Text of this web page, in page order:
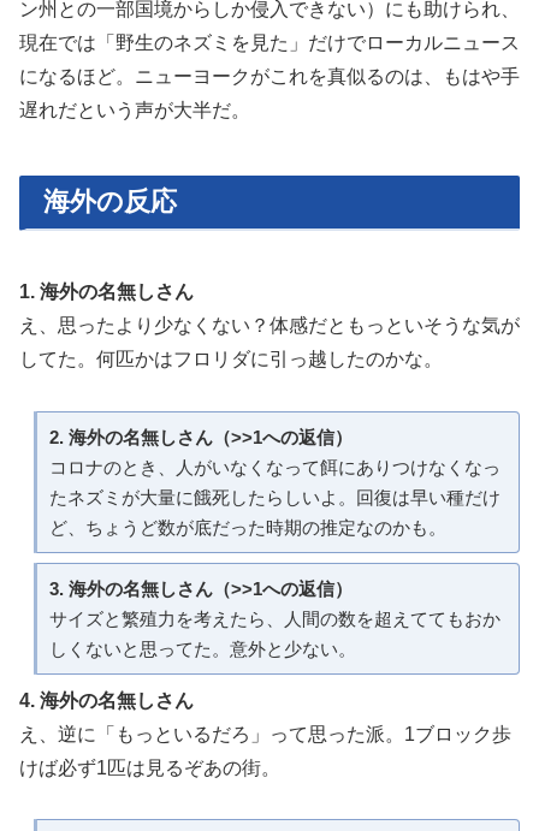
ン州との一部国境からしか侵入できない）にも助けられ、
現在では「野生のネズミを見た」だけでローカルニュース
になるほど。ニューヨークがこれを真似るのは、もはや手
遅れだという声が大半だ。
海外の反応
1. 海外の名無しさん
え、思ったより少なくない？体感だともっといそうな気が
してた。何匹かはフロリダに引っ越したのかな。
2. 海外の名無しさん（>>1への返信）
コロナのとき、人がいなくなって餌にありつけなくなっ
たネズミが大量に餓死したらしいよ。回復は早い種だけ
ど、ちょうど数が底だった時期の推定なのかも。
3. 海外の名無しさん（>>1への返信）
サイズと繁殖力を考えたら、人間の数を超えててもおか
しくないと思ってた。意外と少ない。
4. 海外の名無しさん
え、逆に「もっといるだろ」って思った派。1ブロック歩
けば必ず1匹は見るぞあの街。